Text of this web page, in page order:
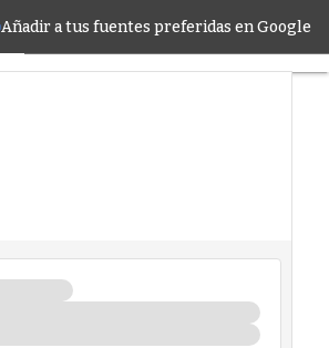
Añadir a tus fuentes preferidas en Google